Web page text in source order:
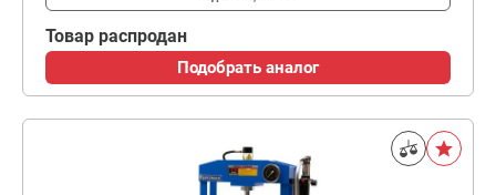
Товар распродан
Подобрать аналог